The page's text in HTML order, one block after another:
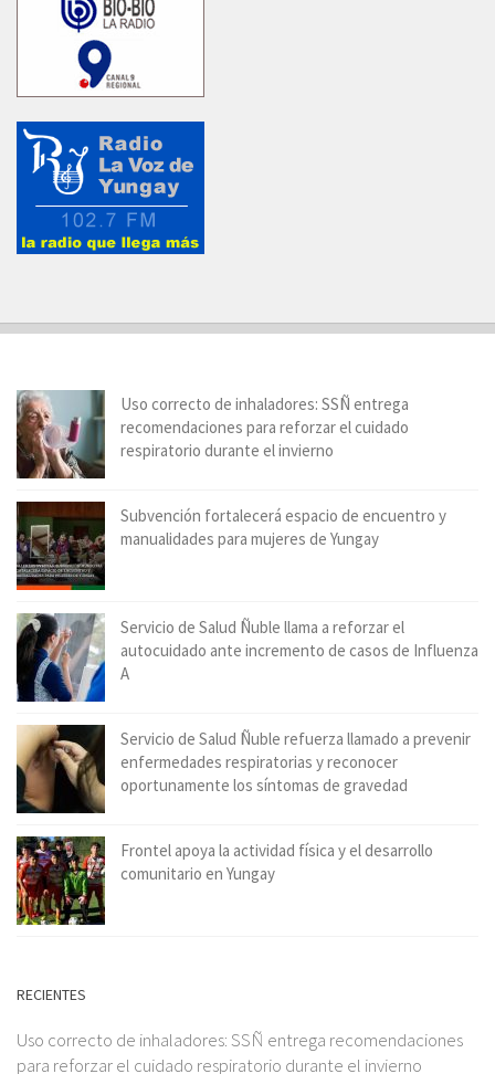
Uso correcto de inhaladores: SSÑ entrega
recomendaciones para reforzar el cuidado
respiratorio durante el invierno
Subvención fortalecerá espacio de encuentro y
manualidades para mujeres de Yungay
Servicio de Salud Ñuble llama a reforzar el
autocuidado ante incremento de casos de Influenza
A
Servicio de Salud Ñuble refuerza llamado a prevenir
enfermedades respiratorias y reconocer
oportunamente los síntomas de gravedad
Frontel apoya la actividad física y el desarrollo
comunitario en Yungay
RECIENTES
Uso correcto de inhaladores: SSÑ entrega recomendaciones
para reforzar el cuidado respiratorio durante el invierno